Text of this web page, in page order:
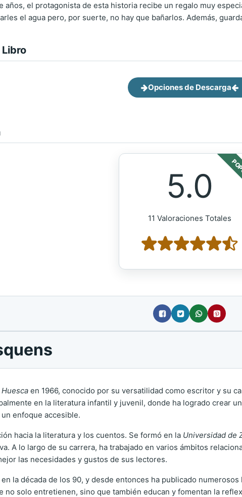
años, el protagonista de esta historia recibe un regalo muy
el agua pero, por suerte, no hay que bañarlos. Además,
Opciones de Descarga
5.0
11 Valoraciones Totales
Huesca en 1966, conocido por su versatilidad como escritor y su
en la literatura infantil y juvenil, donde ha logrado crear
enfoque accesible.
hacia la literatura y los cuentos. Se formó en la Universidad de
A lo largo de su carrera, ha trabajado en varios ámbitos
las necesidades y gustos de sus lectores.
la década de los 90, y desde entonces ha publicado
solo entretienen, sino que también educan y fomentan la